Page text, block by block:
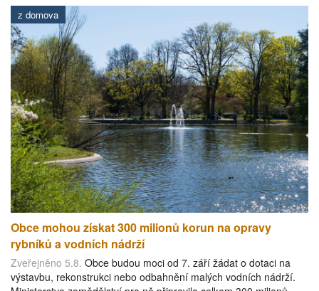
z domova
Obce mohou získat 300 milionů korun na opravy
rybníků a vodních nádrží
Zveřejněno 5.8. Obce budou moci od 7. září žádat o dotaci na
výstavbu, rekonstrukci nebo odbahnění malých vodních nádrží.